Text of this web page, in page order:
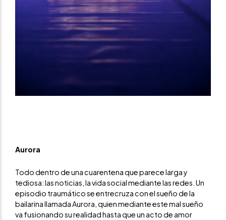
Aurora
Todo dentro de una cuarentena que parece larga y
tediosa: las noticias, la vida social mediante las redes. Un
episodio traumático se entrecruza con el sueño de la
bailarina llamada Aurora, quien mediante este mal sueño
va fusionando su realidad hasta que un acto de amor